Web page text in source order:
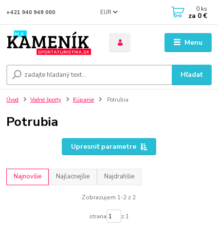
Menu
EUR
Hľadať
+421 940 949 000 0 ks
za 0 €
Úvod Vodné športy Kúpanie Potrubia
Potrubia
Upresniť parametre
Najnovšie Najlacnejšie Najdrahšie
Zobrazujem 1-2 z 2
strana z 1